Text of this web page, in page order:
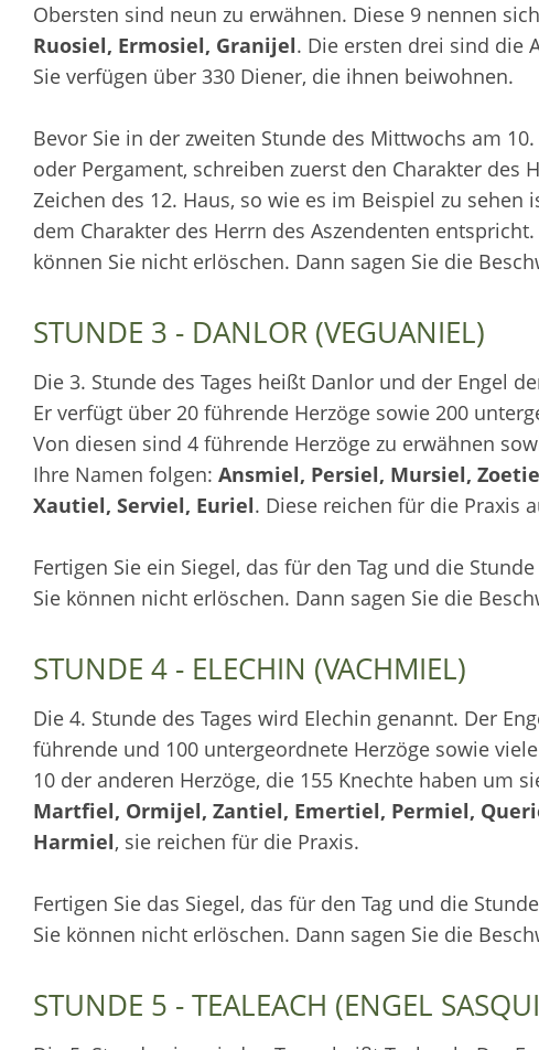
Obersten sind neun zu erwähnen. Diese 9 nennen
Ruosiel, Ermosiel, Granijel. Die ersten drei sind die
Sie verfügen über 330 Diener, die ihnen beiwohnen.
Bevor Sie in der zweiten Stunde des Mittwochs am
oder Pergament, schreiben zuerst den Charakter des
Zeichen des 12. Haus, so wie es im Beispiel zu
dem Charakter des Herrn des Aszendenten
können Sie nicht erlöschen. Dann sagen Sie die
STUNDE 3 - DANLOR (VEGUANIEL)
Die 3. Stunde des Tages heißt Danlor und der Engel
Er verfügt über 20 führende Herzöge sowie 200
Von diesen sind 4 führende Herzöge zu erwähnen
Ihre Namen folgen: Ansmiel, Persiel, Mursiel,
Xautiel, Serviel, Euriel. Diese reichen für die Praxis
Fertigen Sie ein Siegel, das für den Tag und die
Sie können nicht erlöschen. Dann sagen Sie die
STUNDE 4 - ELECHIN (VACHMIEL)
Die 4. Stunde des Tages wird Elechin genannt. Der
führende und 100 untergeordnete Herzöge sowie
10 der anderen Herzöge, die 155 Knechte haben um
Martfiel, Ormijel, Zantiel, Emertiel, Permiel,
Harmiel, sie reichen für die Praxis.
Fertigen Sie das Siegel, das für den Tag und die
Sie können nicht erlöschen. Dann sagen Sie die
STUNDE 5 - TEALEACH (ENGEL